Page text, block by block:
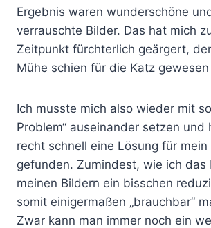
Ergebnis waren wunderschöne
verrauschte Bilder. Das hat mich
Zeitpunkt fürchterlich geärgert,
Mühe schien für die Katz
Ich musste mich also wieder mit
Problem“ auseinander setzen und
recht schnell eine Lösung für mein
gefunden. Zumindest, wie ich das
meinen Bildern ein bisschen
somit einigermaßen „brauchbar“
Zwar kann man immer noch ein